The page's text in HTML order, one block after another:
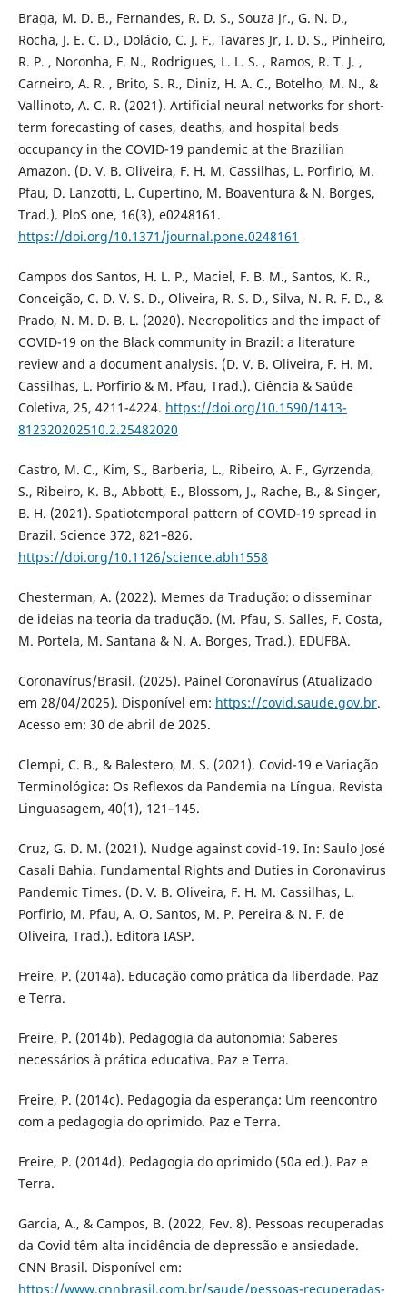
Braga, M. D. B., Fernandes, R. D. S., Souza Jr., G. N. D.,
Rocha, J. E. C. D., Dolácio, C. J. F., Tavares Jr, I. D. S., Pinheiro,
R. P. , Noronha, F. N., Rodrigues, L. L. S. , Ramos, R. T. J. ,
Carneiro, A. R. , Brito, S. R., Diniz, H. A. C., Botelho, M. N., &
Vallinoto, A. C. R. (2021). Artificial neural networks for short-
term forecasting of cases, deaths, and hospital beds
occupancy in the COVID-19 pandemic at the Brazilian
Amazon. (D. V. B. Oliveira, F. H. M. Cassilhas, L. Porfirio, M.
Pfau, D. Lanzotti, L. Cupertino, M. Boaventura & N. Borges,
Trad.). PloS one, 16(3), e0248161.
https://doi.org/10.1371/journal.pone.0248161
Campos dos Santos, H. L. P., Maciel, F. B. M., Santos, K. R.,
Conceição, C. D. V. S. D., Oliveira, R. S. D., Silva, N. R. F. D., &
Prado, N. M. D. B. L. (2020). Necropolitics and the impact of
COVID-19 on the Black community in Brazil: a literature
review and a document analysis. (D. V. B. Oliveira, F. H. M.
Cassilhas, L. Porfirio & M. Pfau, Trad.). Ciência & Saúde
Coletiva, 25, 4211-4224. https://doi.org/10.1590/1413-
812320202510.2.25482020
Castro, M. C., Kim, S., Barberia, L., Ribeiro, A. F., Gyrzenda,
S., Ribeiro, K. B., Abbott, E., Blossom, J., Rache, B., & Singer,
B. H. (2021). Spatiotemporal pattern of COVID-19 spread in
Brazil. Science 372, 821–826.
https://doi.org/10.1126/science.abh1558
Chesterman, A. (2022). Memes da Tradução: o disseminar
de ideias na teoria da tradução. (M. Pfau, S. Salles, F. Costa,
M. Portela, M. Santana & N. A. Borges, Trad.). EDUFBA.
Coronavírus/Brasil. (2025). Painel Coronavírus (Atualizado
em 28/04/2025). Disponível em: https://covid.saude.gov.br.
Acesso em: 30 de abril de 2025.
Clempi, C. B., & Balestero, M. S. (2021). Covid-19 e Variação
Terminológica: Os Reflexos da Pandemia na Língua. Revista
Linguasagem, 40(1), 121–145.
Cruz, G. D. M. (2021). Nudge against covid-19. In: Saulo José
Casali Bahia. Fundamental Rights and Duties in Coronavirus
Pandemic Times. (D. V. B. Oliveira, F. H. M. Cassilhas, L.
Porfirio, M. Pfau, A. O. Santos, M. P. Pereira & N. F. de
Oliveira, Trad.). Editora IASP.
Freire, P. (2014a). Educação como prática da liberdade. Paz
e Terra.
Freire, P. (2014b). Pedagogia da autonomia: Saberes
necessários à prática educativa. Paz e Terra.
Freire, P. (2014c). Pedagogia da esperança: Um reencontro
com a pedagogia do oprimido. Paz e Terra.
Freire, P. (2014d). Pedagogia do oprimido (50a ed.). Paz e
Terra.
Garcia, A., & Campos, B. (2022, Fev. 8). Pessoas recuperadas
da Covid têm alta incidência de depressão e ansiedade.
CNN Brasil. Disponível em:
https://www.cnnbrasil.com.br/saude/pessoas-recuperadas-